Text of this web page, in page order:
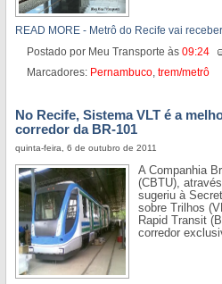
READ MORE - Metrô do Recife vai
Postado por Meu Transporte às 09:24
Marcadores: Pernambuco trem/metrô
No Recife, Sistema VLT é a
corredor da BR-101
quinta-feira, 6 de outubro de 2011
A Companhia
(CBTU),
sugeriu à
sobre Trilhos
Rapid Transit
corredor